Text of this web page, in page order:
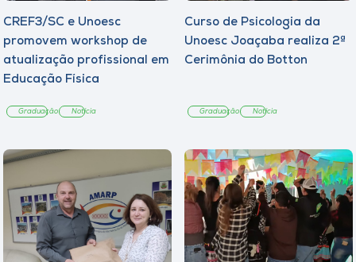
CREF3/SC e Unoesc
promovem workshop de
atualização profissional em
Educação Física
Graduação Notícia
Curso de Psicologia da
Unoesc Joaçaba realiza 2ª
Cerimônia do Botton
Graduação Notícia